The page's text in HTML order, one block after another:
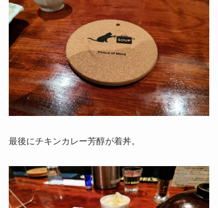
最後にチキンカレー芳醇が着丼。